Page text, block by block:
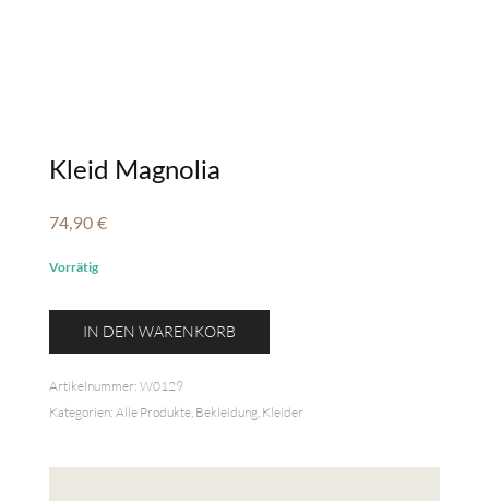
Kleid Magnolia
74,90 €
Vorrätig
Kleid
Magnolia
IN DEN WARENKORB
Artikelnummer: W0129
Kategorien: Alle Produkte, Bekleidung, Kleider